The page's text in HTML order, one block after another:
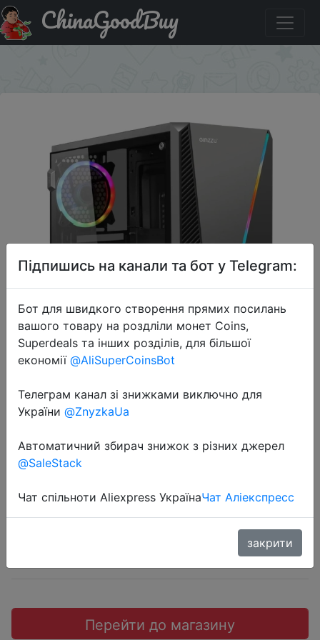
Придбати по акціи Корпус для компьютера Ginzzu
SL200 FAN 12LED USB3.0 Window
ChinaGoodBuy
2022-06-06
Корпус для компьютера Ginzzu
SL200 FAN 12LED USB3.0 Window
2650 руб.
Перейти до магазину
Підпишись на канали та бот у Telegram:
Бот для швидкого створення прямих посилань
вашого товару на роздліли монет Coins,
Superdeals та інших розділів, для більшої
економії @AliSuperCoinsBot
Телеграм канал зі знижками виключно для
України @ZnyzkaUa
Автоматичний збирач знижок з різних джерел
@SaleStack
Чат спільноти Aliexpress УкраїнаЧат Аліекспресс
закрити